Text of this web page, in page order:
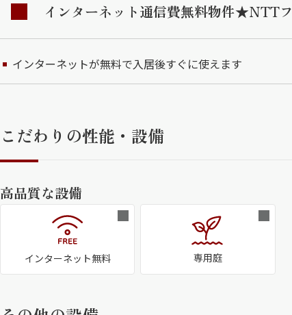
インターネット通信費無料物件★NTT
インターネットが無料で入居後すぐに使えます
こだわりの性能・設備
高品質な設備
インターネット無料 専用庭